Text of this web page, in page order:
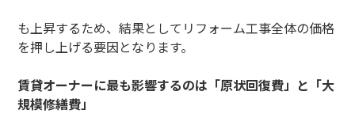
も上昇するため、結果としてリフォーム工事全体の価格
を押し上げる要因となります。
賃貸オーナーに最も影響するのは「原状回復費」と「大
規模修繕費」